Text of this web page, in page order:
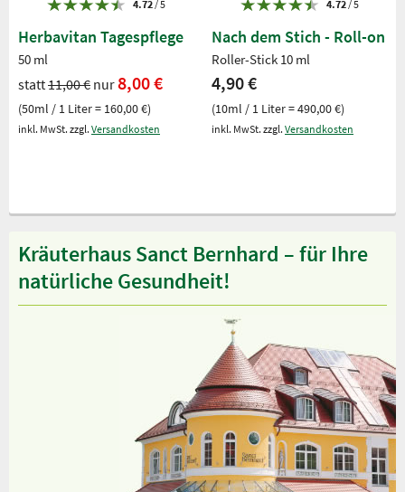
4.72/ 5
Herbavitan Tagespflege
50 ml
statt11,00 € nur8,00 €
(50ml / 1 Liter = 160,00 €)
inkl. MwSt. zzgl. Versandkosten
4.72/ 5
Nach dem Stich - Roll-on
Roller-Stick 10 ml
4,90 €
(10ml / 1 Liter = 490,00 €)
inkl. MwSt. zzgl. Versandkosten
Kräuterhaus Sanct Bernhard – für Ihre
natürliche Gesundheit!